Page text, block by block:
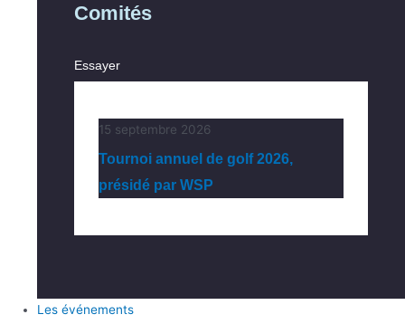
Comités
Essayer
15 septembre 2026
Tournoi annuel de golf 2026,
présidé par WSP
Les événements